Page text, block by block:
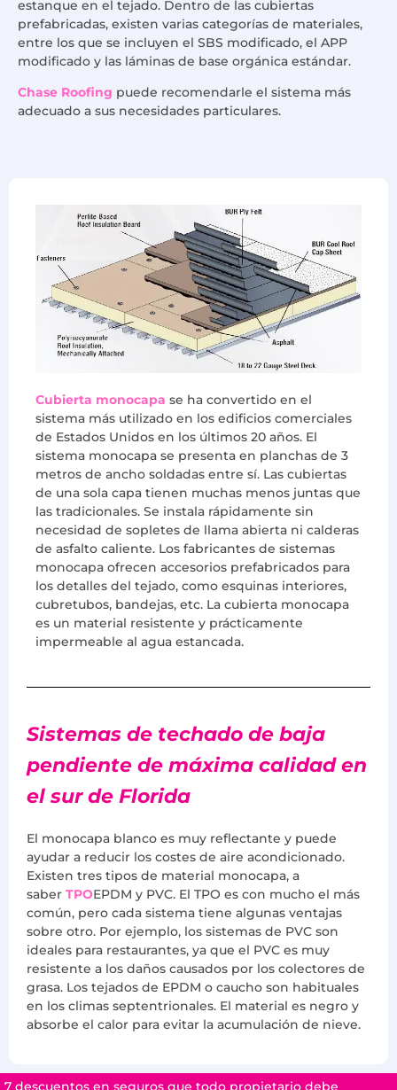
estanque en el tejado. Dentro de las cubiertas
prefabricadas, existen varias categorías de materiales,
entre los que se incluyen el SBS modificado, el APP
modificado y las láminas de base orgánica estándar.
Chase Roofing puede recomendarle el sistema más
adecuado a sus necesidades particulares.
Cubierta monocapa se ha convertido en el
sistema más utilizado en los edificios comerciales
de Estados Unidos en los últimos 20 años. El
sistema monocapa se presenta en planchas de 3
metros de ancho soldadas entre sí. Las cubiertas
de una sola capa tienen muchas menos juntas que
las tradicionales. Se instala rápidamente sin
necesidad de sopletes de llama abierta ni calderas
de asfalto caliente. Los fabricantes de sistemas
monocapa ofrecen accesorios prefabricados para
los detalles del tejado, como esquinas interiores,
cubretubos, bandejas, etc. La cubierta monocapa
es un material resistente y prácticamente
impermeable al agua estancada.
Sistemas de techado de baja
pendiente de máxima calidad en
el sur de Florida
El monocapa blanco es muy reflectante y puede
ayudar a reducir los costes de aire acondicionado.
Existen tres tipos de material monocapa, a
saber TPOEPDM y PVC. El TPO es con mucho el más
común, pero cada sistema tiene algunas ventajas
sobre otro. Por ejemplo, los sistemas de PVC son
ideales para restaurantes, ya que el PVC es muy
resistente a los daños causados por los colectores de
grasa. Los tejados de EPDM o caucho son habituales
en los climas septentrionales. El material es negro y
absorbe el calor para evitar la acumulación de nieve.
7 descuentos en seguros que todo propietario debe